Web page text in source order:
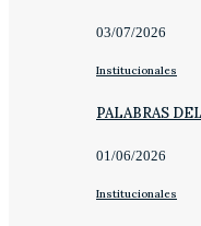
03/07/2026
Institucionales
PALABRAS
01/06/2026
Institucionales